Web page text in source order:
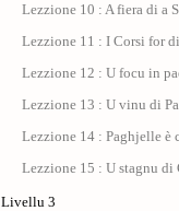
Lezzione 10 : A fiera di a
Lezzione 11 : I Corsi for
Lezzione 12 : U focu in
Lezzione 13 : U vinu di
Lezzione 14 : Paghjelle è
Lezzione 15 : U stagnu
Livellu 3